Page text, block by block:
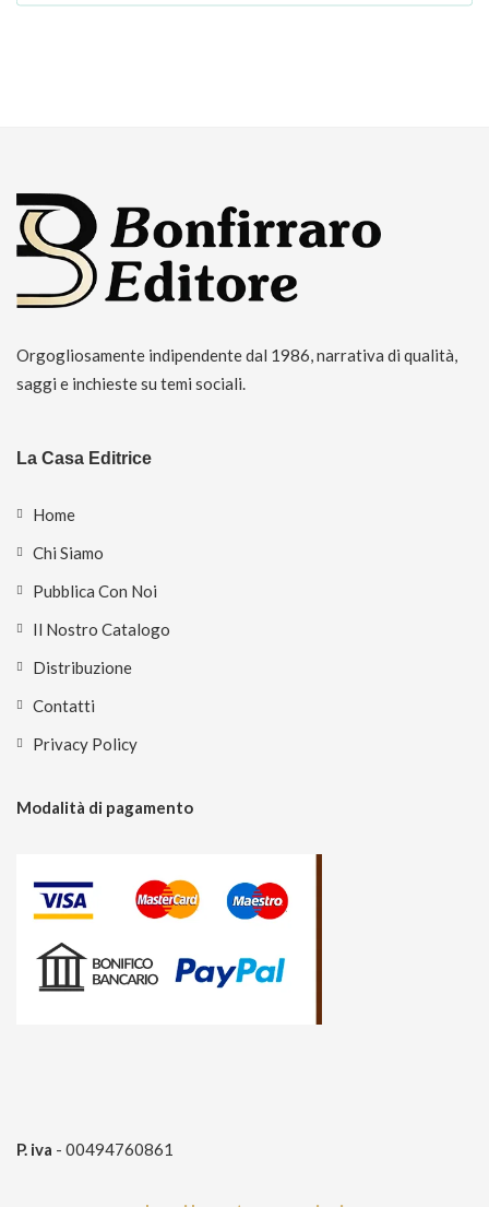
Orgogliosamente indipendente dal 1986, narrativa di qualità,
saggi e inchieste su temi sociali.
La Casa Editrice
Home
Chi Siamo
Pubblica Con Noi
Il Nostro Catalogo
Distribuzione
Contatti
Privacy Policy
Modalità di pagamento
P. iva - 00494760861